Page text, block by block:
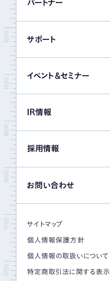
パートナー
サポート
イベント＆セミナー
IR情報
採用情報
お問い合わせ
サイトマップ
個人情報保護方針
個人情報の取扱いについて
特定商取引法に関する表示